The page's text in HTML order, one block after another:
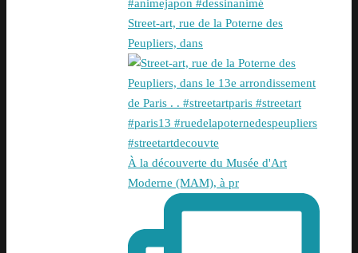
Street-art, rue de la Poterne des
Peupliers, dans
À la découverte du Musée d'Art
Moderne (MAM), à pr